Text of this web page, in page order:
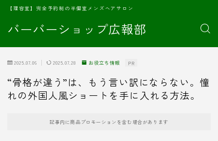
バーバーショップ広報部
【理容室】完全予約制の半個室メンズヘアサロン
2025.07.06 2025.07.28 お役立ち情報 PR
“骨格が違う”は、もう言い訳にならない。憧
れの外国人風ショートを手に入れる方法。
記事内に商品プロモーションを含む場合があります